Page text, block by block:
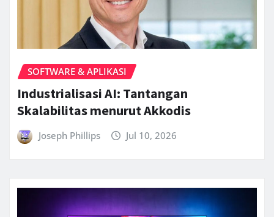
SOFTWARE & APLIKASI
Industrialisasi AI: Tantangan
Skalabilitas menurut Akkodis
Joseph Phillips Jul 10, 2026